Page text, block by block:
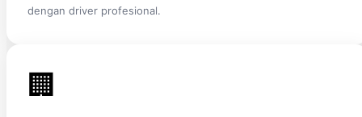
dengan driver profesional.
🏢